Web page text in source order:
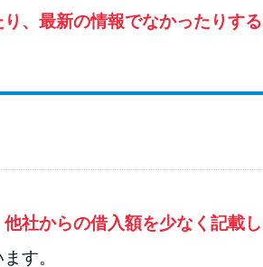
、最新の情報でなかったりす
社からの借入額を少なく記載
す。